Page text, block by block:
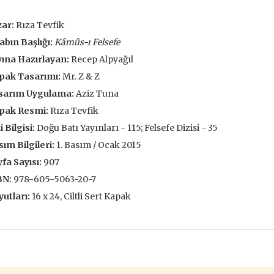
TL
Kargoda 24 Saatte Kargoda
Rıza Tevfik
Başlığı: Kâmûs-ı Felsefe
Hazırlayan: Recep Alpyağıl
Tasarımı: Mr. Z & Z
Uygulama: Aziz Tuna
Resmi: Rıza Tevfik
Bilgisi: Doğu Batı Yayınları - 115; Felsefe Dizisi - 35
Bilgileri: 1. Basım / Ocak 2015
Sayısı: 907
978-605-5063-20-7
16 x 24, Ciltli Sert Kapak